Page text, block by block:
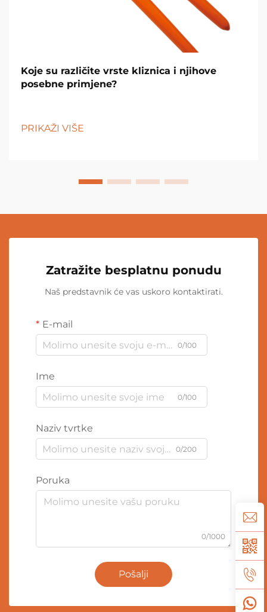
Koje su različite vrste kliznica i njihove
posebne primjene?
PRIKAŽI VIŠE
Zatražite besplatnu ponudu
Naš predstavnik će vas uskoro kontaktirati.
E-mail
0/100
Ime
0/100
Naziv tvrtke
0/200
Poruka
0/1000
Pošalji